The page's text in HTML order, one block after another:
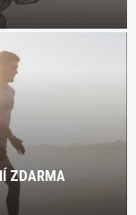
ZDARMA